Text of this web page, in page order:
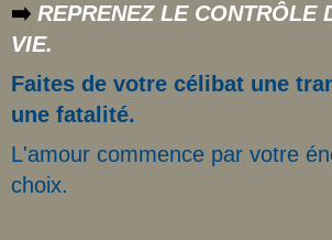
➡️ REPRENEZ LE CONTRÔLE
VIE.
Faites de votre célibat une
une fatalité.
L'amour commence par votre
choix.